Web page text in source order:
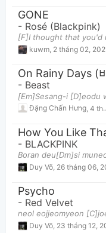
GONE
- Rosé (Blackpink)
kuwm 2 tháng 02, 2021 lúc
On Rainy Days (
- Beast
Đặng Chấn Hưng 4 tháng 08, 2022 lúc 12:56am
How You Like
- BLACKPINK
Duy Võ 26 tháng 06, 2020 lúc
Psycho
- Red Velvet
Duy Võ, 23 tháng 12, 2019 lúc